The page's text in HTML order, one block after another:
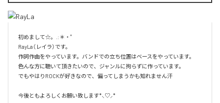
初めまして☆。.:＊・゜
RayLa（レイラ）です。
作詞作曲をやっています。バンドでの立ち位置はベースをやっています。
色んな方に聴いて頂きたいので、ジャンルに拘らずに作っています。
でもやはりROCKが好きなので、偏ってしまうかも知れません汗
今後ともよろしくお願い致します*⸜♡⸝*